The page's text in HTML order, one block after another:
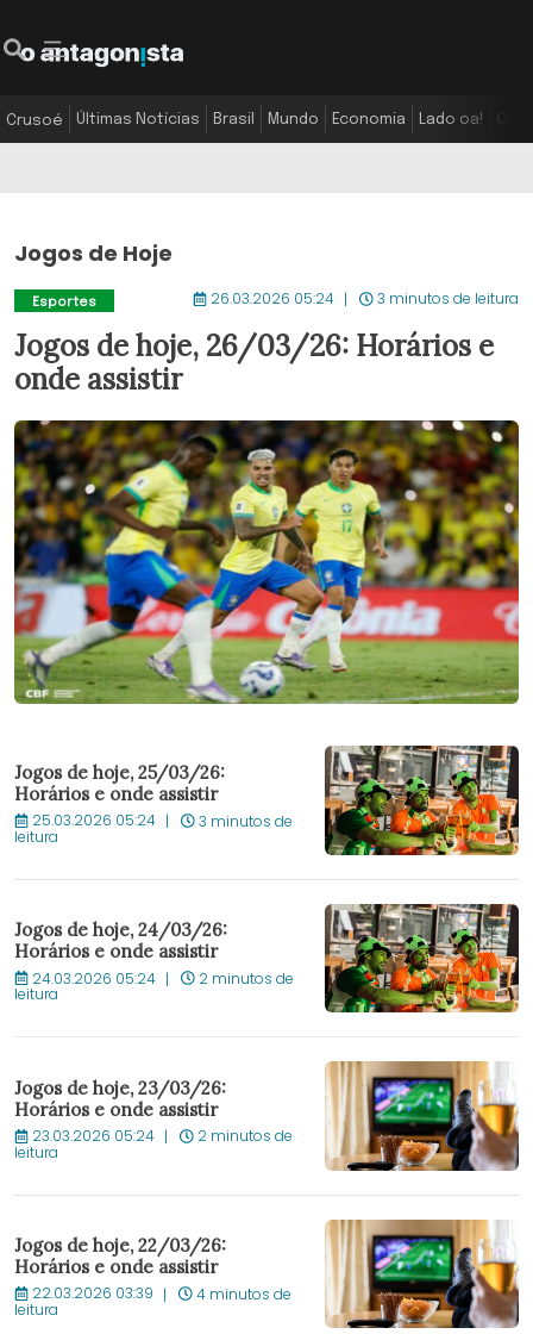
Crusoé Últimas Notícias Brasil Mundo Economia Lado oa!
Jogos de Hoje
Esportes 26.03.2026 05:24 3 minutos de leitura
Jogos de hoje, 26/03/26: Horários e
onde assistir
Jogos de hoje, 25/03/26:
Horários e onde assistir
25.03.2026 05:24 3 minutos de
leitura
Jogos de hoje, 24/03/26:
Horários e onde assistir
24.03.2026 05:24 2 minutos de
leitura
Jogos de hoje, 23/03/26:
Horários e onde assistir
23.03.2026 05:24 2 minutos de
leitura
Jogos de hoje, 22/03/26:
Horários e onde assistir
22.03.2026 03:39 4 minutos de
leitura